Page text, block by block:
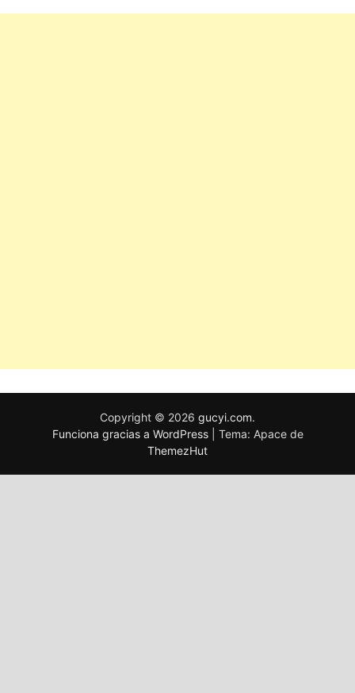
Copyright © 2026 gucyi.com.
Funciona gracias a WordPress
Tema: Apace de
ThemezHut